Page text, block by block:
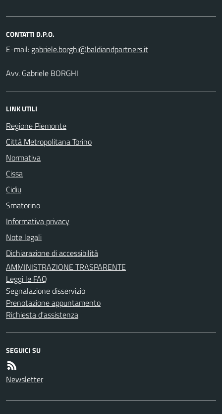
CONTATTI D.P.O.
E-mail:
Avv. Gabriele BORGHI
LINK UTILI
Regione Piemonte
Città Metropolitana Torino
Normativa
Cissa
Cidiu
Smatorino
Informativa privacy
Note legali
Dichiarazione di accessibilità
AMMINISTRAZIONE TRASPARENTE
Leggi le FAQ
Segnalazione disservizio
Prenotazione appuntamento
Richiesta d'assistenza
SEGUICI SU
Newsletter